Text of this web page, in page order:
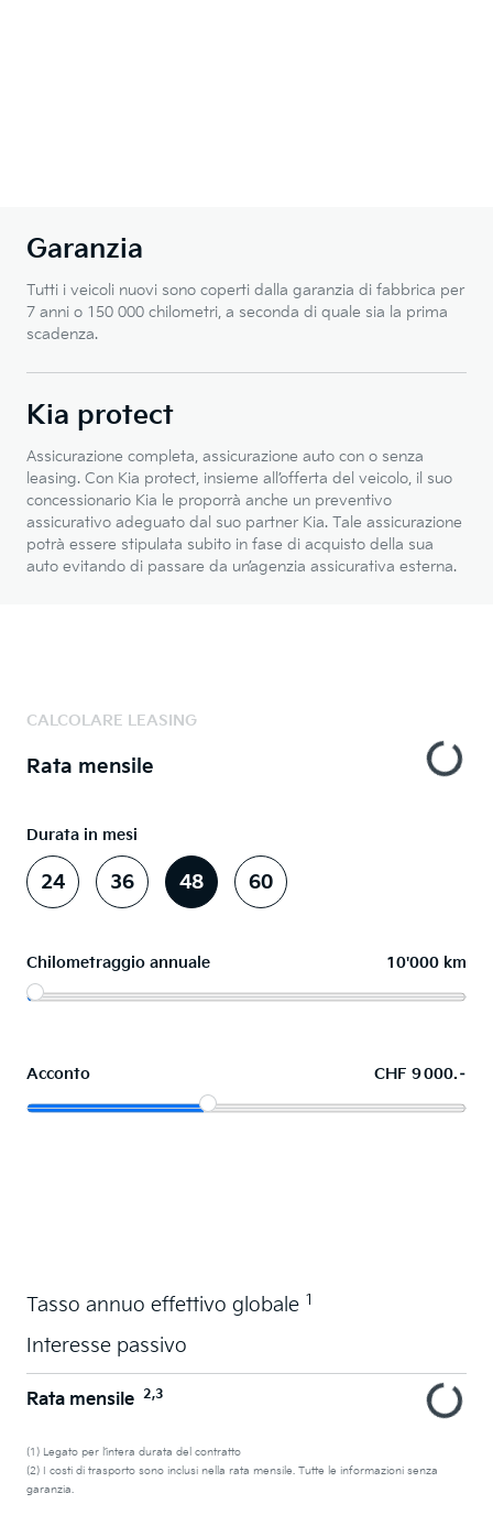
Garanzia
Tutti i veicoli nuovi sono coperti dalla garanzia di fabbrica per
7 anni o 150 000 chilometri, a seconda di quale sia la prima
scadenza.
Kia protect
Assicurazione completa, assicurazione auto con o senza
leasing. Con Kia protect, insieme all’offerta del veicolo, il suo
concessionario Kia le proporrà anche un preventivo
assicurativo adeguato dal suo partner Kia. Tale assicurazione
potrà essere stipulata subito in fase di acquisto della sua
auto evitando di passare da un’agenzia assicurativa esterna.
CALCOLARE LEASING
Rata mensile
Durata in mesi
24 36 48 60
Chilometraggio annuale 10'000 km
Acconto CHF 9 000.–
Tasso annuo effettivo globale 1
Interesse passivo
Rata mensile 2,3
(1) Legato per l’intera durata del contratto
(2) I costi di trasporto sono inclusi nella rata mensile. Tutte le informazioni senza
garanzia.